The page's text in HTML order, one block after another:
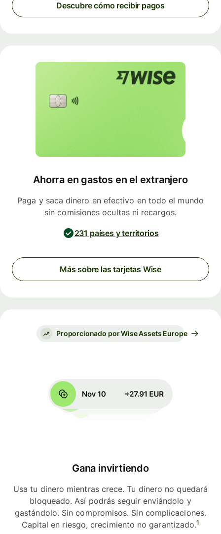
Descubre cómo recibir pagos
Ahorra en gastos en el extranjero
Paga y saca dinero en efectivo en todo el mundo
sin comisiones ocultas ni recargos.
231 países y territorios
Más sobre las tarjetas Wise
Proporcionado por Wise Assets Europe
Gana invirtiendo
Usa tu dinero mientras crece. Tu dinero no quedará
bloqueado. Así podrás seguir enviándolo y
gastándolo. Sin compromisos. Sin complicaciones.
Capital en riesgo, crecimiento no garantizado.1